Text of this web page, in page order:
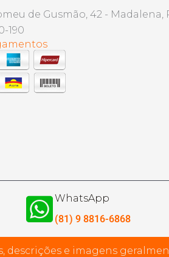
de Gusmão, 42 - Madalena,
190
WhatsApp
(81) 9 8816-6868
descrições e imagens